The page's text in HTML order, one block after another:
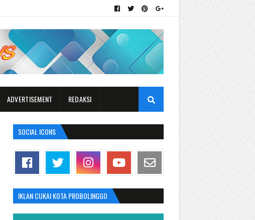
ADVERTISEMENT REDAKSI
SOCIAL ICONS
IKLAN CUKAI KOTA PROBOLINGGO